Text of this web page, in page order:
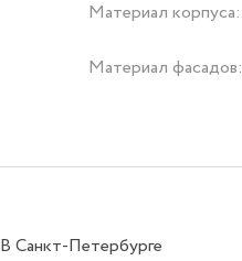
Материал корпуса:
Материал фасадов:
В Санкт-Петербурге